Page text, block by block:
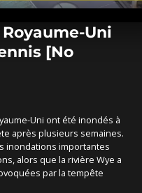
Uni
[No
Uni ont été inondés à
après plusieurs semaines.
inondations importantes
alors que la rivière Wye a
par la tempête